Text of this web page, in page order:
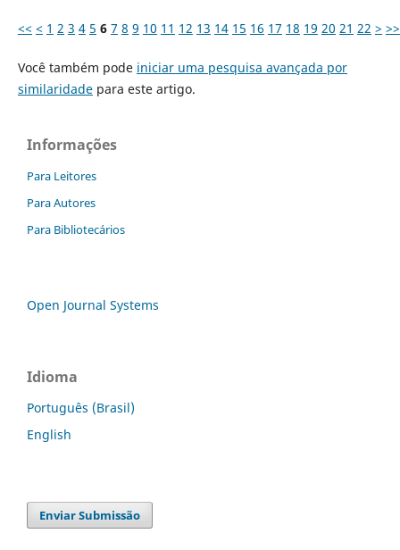
<< < 1 2 3 4 5 6 7 8 9 10 11 12 13 14 15 16 17 18 19 20 21 22 > >>
Você também pode iniciar uma pesquisa avançada por
similaridadepara este artigo.
Informações
Para Leitores
Para Autores
Para Bibliotecários
Open Journal Systems
Idioma
Português (Brasil)
English
Enviar Submissão